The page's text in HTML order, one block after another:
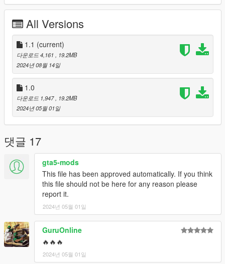
Rockstar Games - Original design, 3d model,
K_Seong_Hun - Model edits
Installation - SP
1. Unpack the .zip file and drag the astronc folder into your
mods folder
2. Add this line to your dlclist.xml: dlcpacks:/astronc/
3. Enjoy!
Spawn names : astronc
Feedback and comments on bug findings are always welcome.
thank you
Photo By : K_Seong_Hun(1~5)
All Versions
1.1 (current)
다운로드 4,161
, 19.2MB
2024년 08월 14일
1.0
다운로드 1,947
, 19.2MB
2024년 05월 01일
댓글 17
gta5-mods
This file has been approved automatically. If you think
this file should not be here for any reason please
report it.
2024년 05월 01일
GuruOnline
🔥🔥🔥
2024년 05월 01일